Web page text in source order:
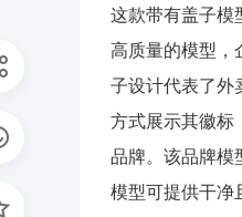
这款带有盖子模
高质量的模型，
子设计代表了外
方式展示其徽标
品牌。该品牌模
模型可提供干净